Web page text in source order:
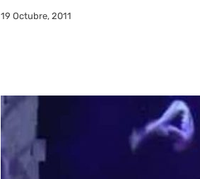
19 Octubre, 2011